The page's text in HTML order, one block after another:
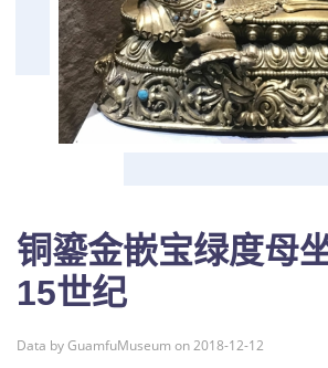
铜鎏金嵌宝绿度母
15世纪
Data by GuamfuMuseum on 2018-12-12